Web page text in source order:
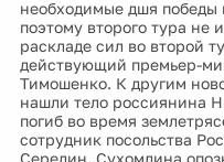
необходимые дшя победы
поэтому второго тура
раскладе сил во второй
действующий премьер-
Тимошенко. К другим
нашли тело россиянина
погиб во время
сотрудник посольства